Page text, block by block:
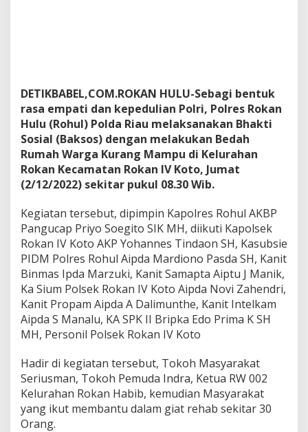
R
o
h
l
P
o
l
R
i
a
u
,
B
a
k
s
o
R
e
h
a
b
DETIKBABEL,COM.ROKAN HULU-Sebagi bentuk
rasa empati dan kepedulian Polri, Polres Rokan
Hulu (Rohul) Polda Riau melaksanakan Bhakti
Sosial (Baksos) dengan melakukan Bedah
Rumah Warga Kurang Mampu di Kelurahan
Rokan Kecamatan Rokan IV Koto, Jumat
(2/12/2022) sekitar pukul 08.30 Wib.
Kegiatan tersebut, dipimpin Kapolres Rohul AKBP
Pangucap Priyo Soegito SIK MH, diikuti Kapolsek
Rokan IV Koto AKP Yohannes Tindaon SH, Kasubsie
PIDM Polres Rohul Aipda Mardiono Pasda SH, Kanit
Binmas Ipda Marzuki, Kanit Samapta Aiptu J Manik,
Ka Sium Polsek Rokan IV Koto Aipda Novi Zahendri,
Kanit Propam Aipda A Dalimunthe, Kanit Intelkam
Aipda S Manalu, KA SPK II Bripka Edo Prima K SH
MH, Personil Polsek Rokan IV Koto
Hadir di kegiatan tersebut, Tokoh Masyarakat
Seriusman, Tokoh Pemuda Indra, Ketua RW 002
Kelurahan Rokan Habib, kemudian Masyarakat
yang ikut membantu dalam giat rehab sekitar 30
Orang.